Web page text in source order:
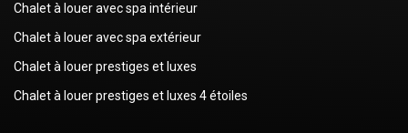
Chalet à louer avec spa intérieur
Chalet à louer avec spa extérieur
Chalet à louer prestiges et luxes
Chalet à louer prestiges et luxes 4 étoiles